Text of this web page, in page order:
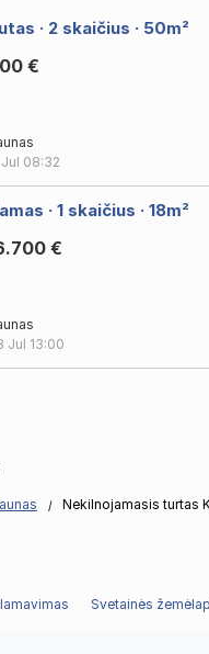
· 2 skaičius · 50m²
€
Jul 08:32
· 1 skaičius · 18m²
€
Jul 13:00
Nekilnojamasis turtas
Svetainės